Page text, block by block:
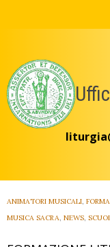
ANIMATORI MUSICALI,
MUSICA SACRA, NEWS,